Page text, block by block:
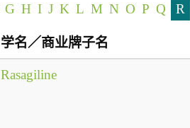
G H I J K L M N O P Q R
学名／商业牌子名
Rasagiline